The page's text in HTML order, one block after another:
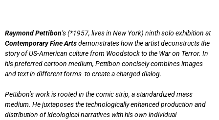
Raymond Pettibon’s (*1957, lives in New York) ninth solo exhibition at
Contemporary Fine Artsdemonstrates how the artist deconstructs the
story of US-American culture from Woodstock to the War on Terror. In
his preferred cartoon medium, Pettibon concisely combines images
and text in different forms to create a charged dialog.
Pettibon’s work is rooted in the comic strip, a standardized mass
medium. He juxtaposes the technologically enhanced production and
distribution of ideological narratives with his own individual